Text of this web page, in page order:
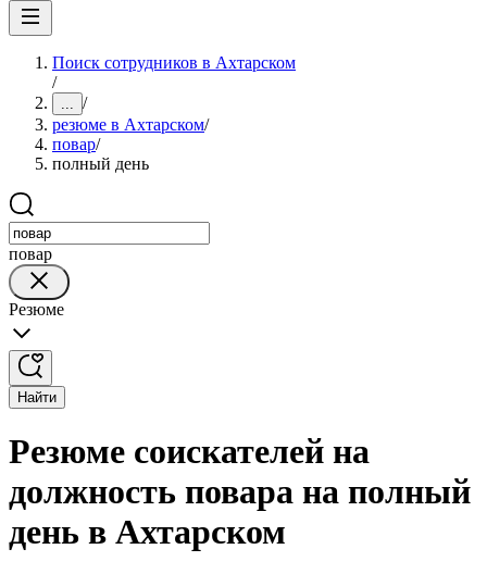
Поиск сотрудников в Ахтарском
/
... /
резюме в Ахтарском/
повар/
полный день
повар
Резюме
Найти
Резюме соискателей на
должность повара на полный
день в Ахтарском